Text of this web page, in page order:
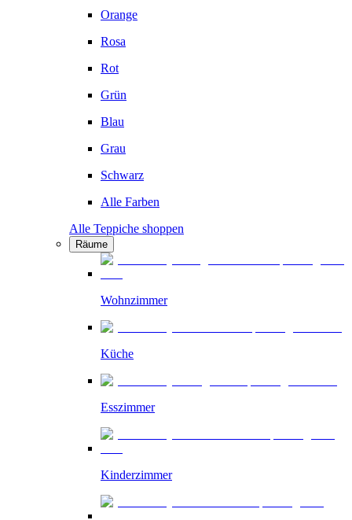
Orange
Rosa
Rot
Grün
Blau
Grau
Schwarz
Alle Farben
Alle Teppiche shoppen
Räume
Wohnzimmer
Küche
Esszimmer
Kinderzimmer